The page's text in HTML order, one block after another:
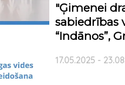
"Ģimenei
sabiedrības
“Indānos”,
17.05.2025 -